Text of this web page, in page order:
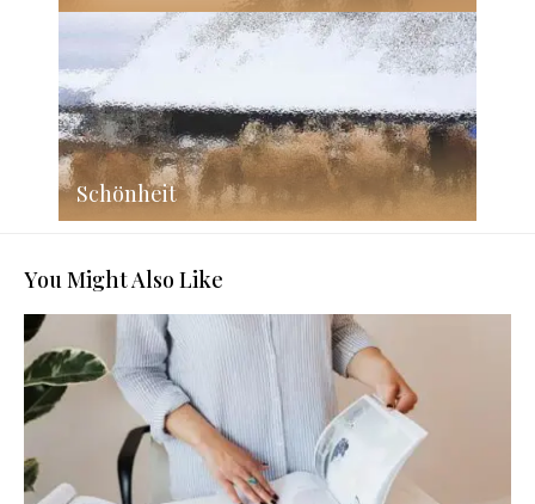
Schönheit
You Might Also Like